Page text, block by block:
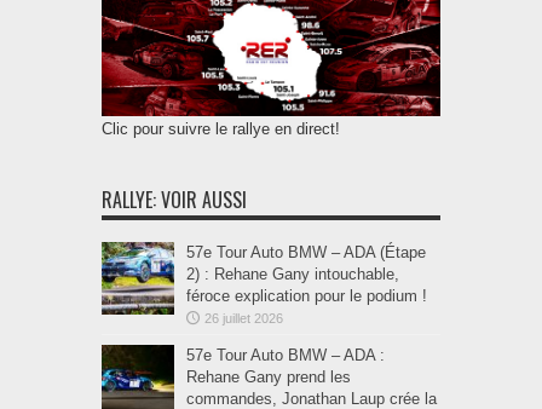
Clic pour suivre le rallye en direct!
RALLYE: VOIR AUSSI
57e Tour Auto BMW – ADA (Étape
2) : Rehane Gany intouchable,
féroce explication pour le podium !
26 juillet 2026
57e Tour Auto BMW – ADA :
Rehane Gany prend les
commandes, Jonathan Laup crée la